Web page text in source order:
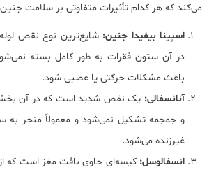
می‌کند که هر کدام تأثیرات متفاوتی بر سلامت جنین
اسپینا بیفیدا جنین: شایع‌ترین نوع نقص
در آن ستون فقرات به طور کامل بسته
باعث مشکلات حرکتی یا عصبی شود.
آنانسفالی: یک نقص شدید است که در آن بخش
و جمجمه تشکیل نمی‌شود و معمولاً منجر به
غیرزنده می‌شود.
انسفالوسل: کیسه‌ای حاوی بافت مغز است که